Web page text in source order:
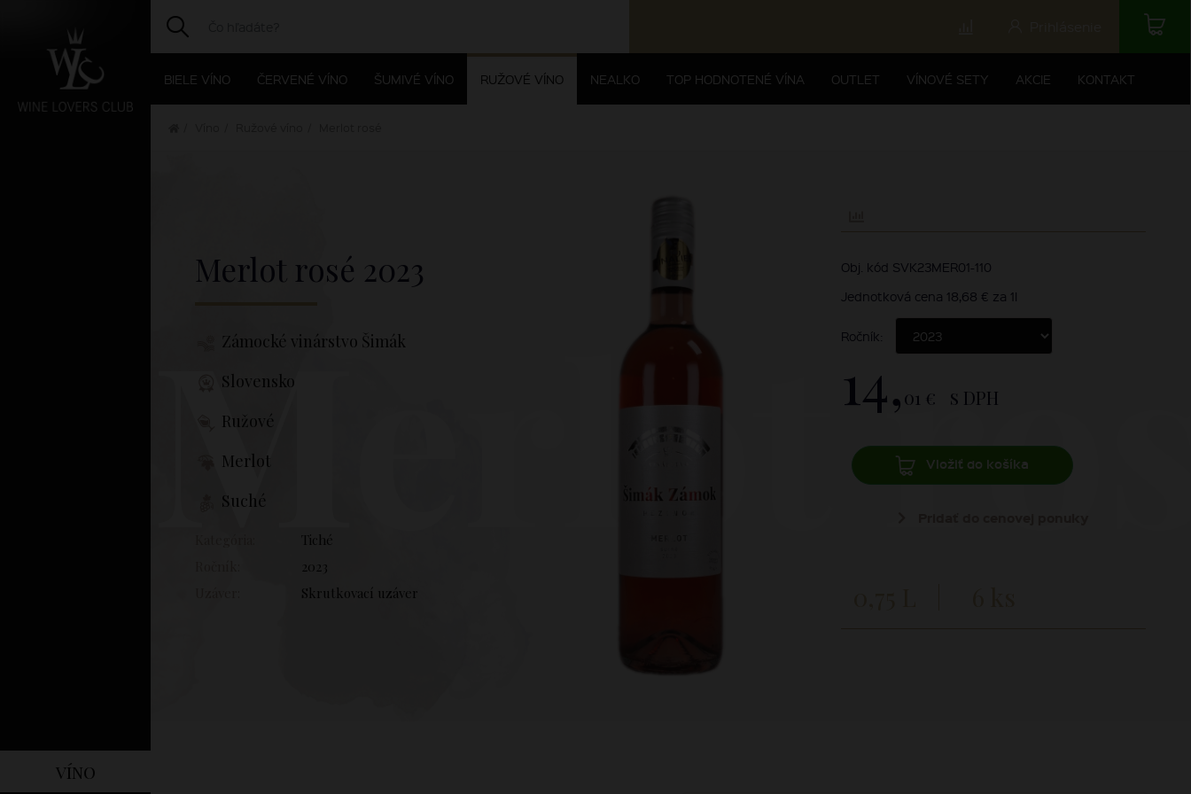
víno
BIELE VÍNO ČERVENÉ VÍNO ŠUMIVÉ VÍNO RUŽOVÉ VÍNO NEALKO TOP HODNOTENÉ VÍNA OUTLET VÍNOVÉ SETY AKCIE KONTAKT
Merlot
Merlot rosé 2023
Zámocké vinárstvo Šimák
Slovensko
Ružové
Merlot
Suché
Tiché
2023
Skrutkovací uzáver
Obj. kód SVK23MER01-110
Jednotková cena 18,68 € za 1l
Ročník:
14,01 € s DPH
Vložiť do košíka